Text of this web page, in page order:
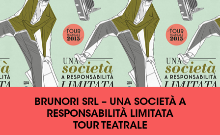
BRUNORI SRL – UNA SOCIETÀ A
RESPONSABILITÀ LIMITATA
TOUR TEATRALE